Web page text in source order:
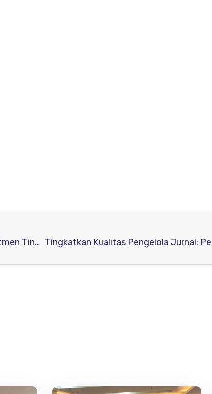
Resmi Gabung Member COPE: Relawan Jurnal Indonesia Komitmen Tingkatkan Standar Etika Publikasi Ilmiah di Indonesia